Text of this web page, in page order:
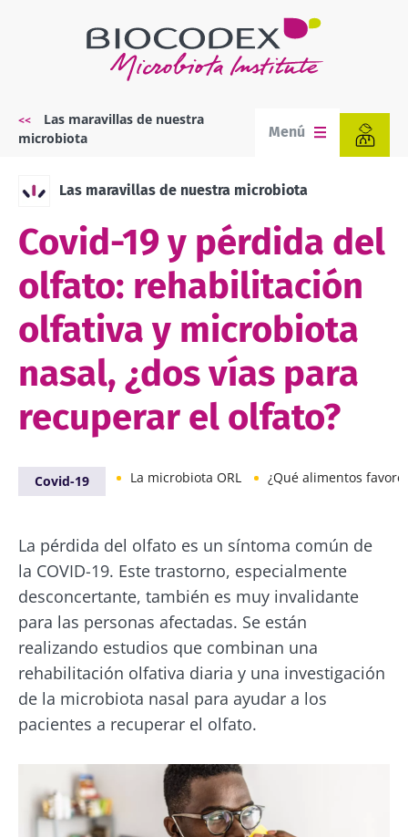
Sobrescribir
enlaces
ayuda
a
navegación
Las maravillas de nuestra
microbiota
Menú
Las maravillas de nuestra microbiota
Covid-19 y pérdida del
olfato: rehabilitación
olfativa y microbiota
nasal, ¿dos vías para
recuperar el olfato?
Covid-19 La microbiota ORL ¿Qué alimentos favorecen el
La pérdida del olfato es un síntoma común de
la COVID-19. Este trastorno, especialmente
desconcertante, también es muy invalidante
para las personas afectadas. Se están
realizando estudios que combinan una
rehabilitación olfativa diaria y una investigación
de la microbiota nasal para ayudar a los
pacientes a recuperar el olfato.